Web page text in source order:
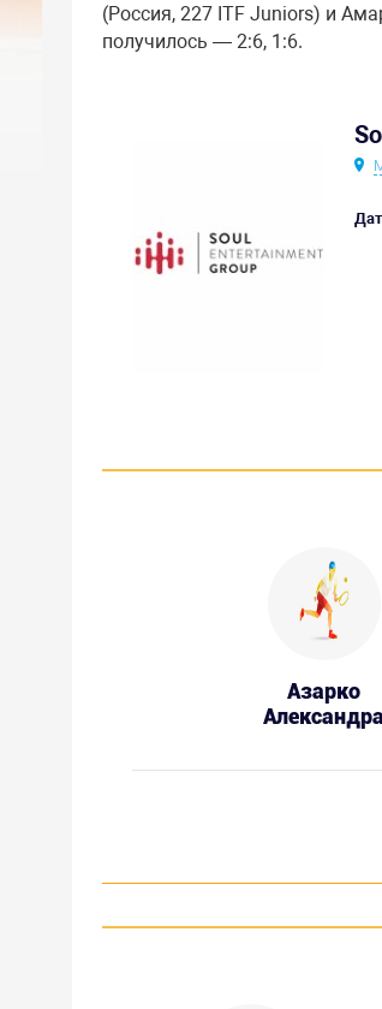
(Россия, 227 ITF Juniors) и
получилось — 2:6, 1:6.
Азарко
Александра